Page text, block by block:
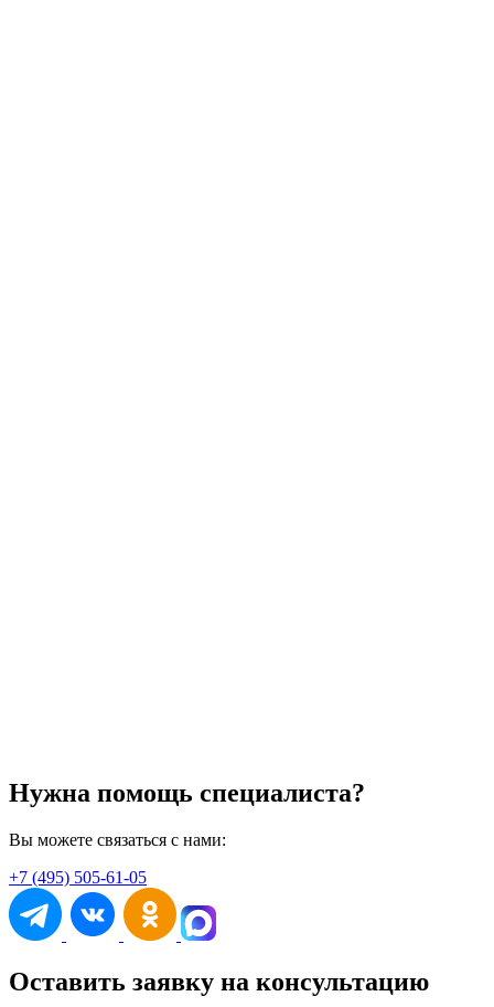
Нужна помощь специалиста?
Вы можете связаться с нами:
+7 (495) 505-61-05
Оставить заявку на консультацию